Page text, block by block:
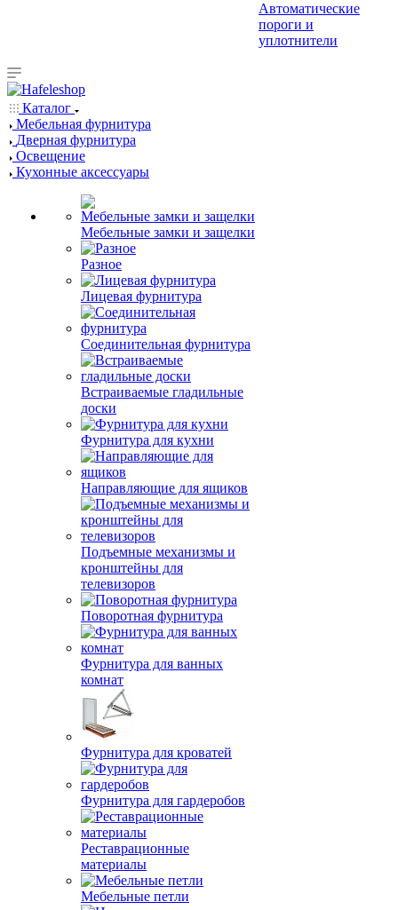
Автоматические
пороги и
уплотнители
Каталог
Мебельная фурнитура
Дверная фурнитура
Освещение
Кухонные аксессуары
Мебельные замки и защелки
Разное
Лицевая фурнитура
Соединительная фурнитура
Встраиваемые гладильные
доски
Фурнитура для кухни
Направляющие для ящиков
Подъемные механизмы и
кронштейны для
телевизоров
Поворотная фурнитура
Фурнитура для ванных
комнат
Фурнитура для кроватей
Фурнитура для гардеробов
Реставрационные
материалы
Мебельные петли